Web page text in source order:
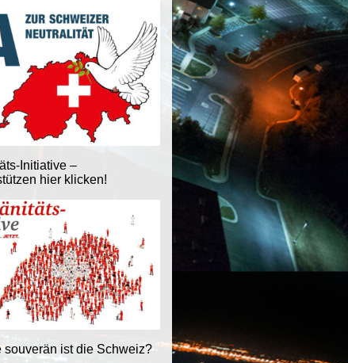
Initiative –
hier klicken!
souverän ist die Schweiz?